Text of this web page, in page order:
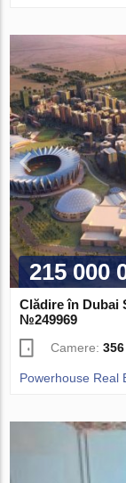
215 000
Clădire în Dubai
№249969
Camere:356
Powerhouse Real